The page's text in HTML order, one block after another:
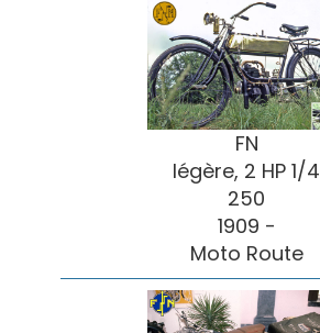
FN
légère, 2 HP 1/4
250
1909 -
Moto Route